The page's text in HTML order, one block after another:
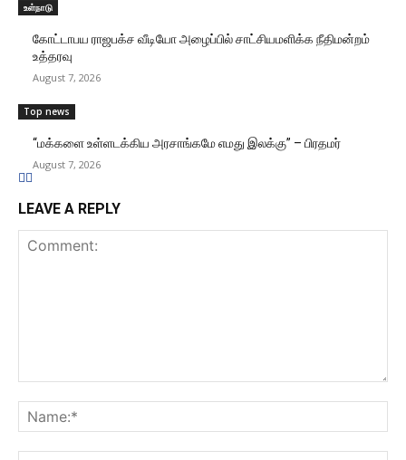
உள்நாடு
கோட்டாபய ராஜபக்ச வீடியோ அழைப்பில் சாட்சியமளிக்க நீதிமன்றம்
உத்தரவு
August 7, 2026
Top news
“மக்களை உள்ளடக்கிய அரசாங்கமே எமது இலக்கு” – பிரதமர்
August 7, 2026
LEAVE A REPLY